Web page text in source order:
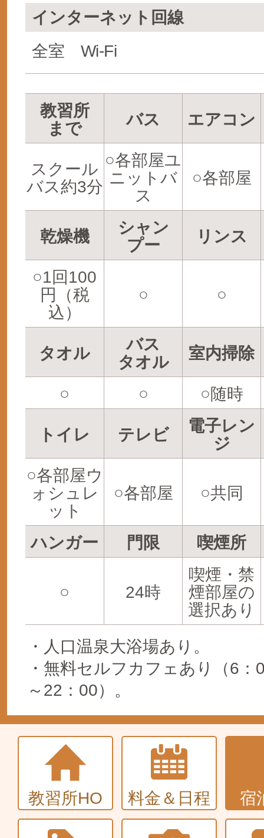
インターネット回線
全室 Wi-Fi
教習所
まで
バス エアコン
スクール
バス約3分
○各部屋ユ
ニットバ
ス
○各部屋
乾燥機
シャン
プー
リンス
○1回100
円（税
込）
○ ○
タオル
バス
タオル
室内掃除
○ ○ ○随時
トイレ テレビ
電子レン
ジ
○各部屋ウ
ォシュレ
ット
○各部屋 ○共同
ハンガー 門限 喫煙所
○ 24時
喫煙・禁
煙部屋の
選択あり
・人口温泉大浴場あり。
・無料セルフカフェあり（6
～22：00）。
教習所HO 料金＆日程 宿